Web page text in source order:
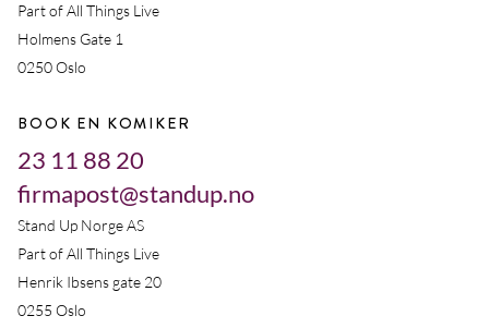
Part of All Things Live
Holmens Gate 1
0250 Oslo
BOOK EN KOMIKER
23 11 88 20
firmapost@standup.no
Stand Up Norge AS
Part of All Things Live
Henrik Ibsens gate 20
0255 Oslo